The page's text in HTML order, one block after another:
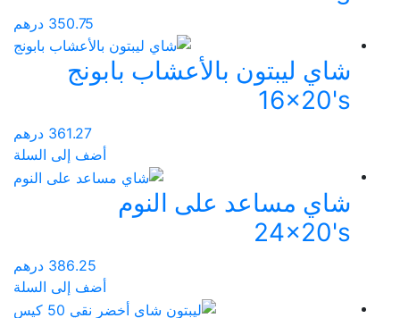
350.75 درهم
شاي ليبتون بالأعشاب بابونج
16x20's
361.27 درهم
أضف إلى السلة
شاي مساعد على النوم
24x20's
386.25 درهم
أضف إلى السلة